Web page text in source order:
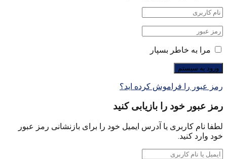
مرا به خاطر بسپار
رمز عبور را فراموش کرده اید؟
رمز عبور خود را بازیابی کنید
لطفا نام کاربری یا آدرس ایمیل خود را برای بازنشانی رمز عبور
خود وارد کنید.